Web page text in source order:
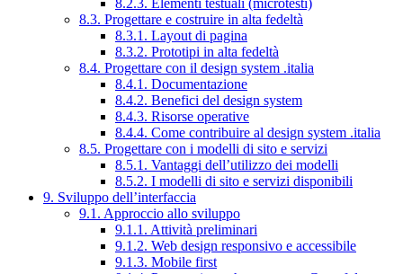
8.2.3. Elementi testuali (microtesti)
8.3. Progettare e costruire in alta fedeltà
8.3.1. Layout di pagina
8.3.2. Prototipi in alta fedeltà
8.4. Progettare con il design system .italia
8.4.1. Documentazione
8.4.2. Benefici del design system
8.4.3. Risorse operative
8.4.4. Come contribuire al design system .italia
8.5. Progettare con i modelli di sito e servizi
8.5.1. Vantaggi dell’utilizzo dei modelli
8.5.2. I modelli di sito e servizi disponibili
9. Sviluppo dell’interfaccia
9.1. Approccio allo sviluppo
9.1.1. Attività preliminari
9.1.2. Web design responsivo e accessibile
9.1.3. Mobile first